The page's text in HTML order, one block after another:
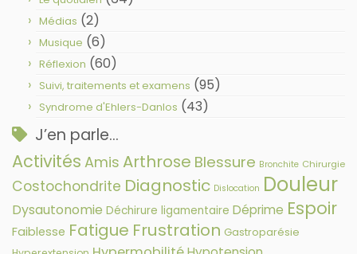
Médias (2)
Musique (6)
Réflexion (60)
Suivi, traitements et examens (95)
Syndrome d'Ehlers-Danlos (43)
J’en parle…
Activités Amis Arthrose Blessure Bronchite Chirurgie
Costochondrite Diagnostic Dislocation Douleur
Dysautonomie Déchirure ligamentaire Déprime Espoir
Faiblesse Fatigue Frustration Gastroparésie